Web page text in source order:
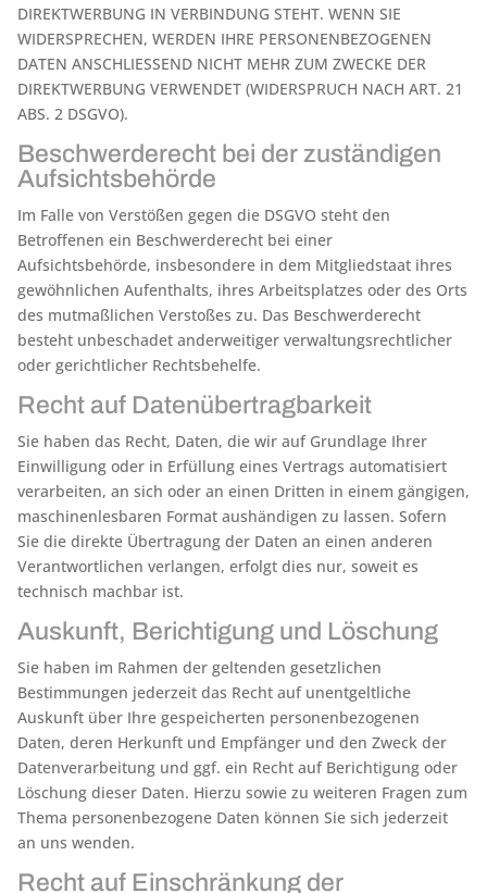
DIREKTWERBUNG IN VERBINDUNG STEHT. WENN SIE
WIDERSPRECHEN, WERDEN IHRE PERSONENBEZOGENEN
DATEN ANSCHLIESSEND NICHT MEHR ZUM ZWECKE DER
DIREKTWERBUNG VERWENDET (WIDERSPRUCH NACH ART. 21
ABS. 2 DSGVO).
Beschwerde­recht bei der zuständigen
Aufsichts­behörde
Im Falle von Verstößen gegen die DSGVO steht den
Betroffenen ein Beschwerderecht bei einer
Aufsichtsbehörde, insbesondere in dem Mitgliedstaat ihres
gewöhnlichen Aufenthalts, ihres Arbeitsplatzes oder des Orts
des mutmaßlichen Verstoßes zu. Das Beschwerderecht
besteht unbeschadet anderweitiger verwaltungsrechtlicher
oder gerichtlicher Rechtsbehelfe.
Recht auf Daten­übertrag­barkeit
Sie haben das Recht, Daten, die wir auf Grundlage Ihrer
Einwilligung oder in Erfüllung eines Vertrags automatisiert
verarbeiten, an sich oder an einen Dritten in einem gängigen,
maschinenlesbaren Format aushändigen zu lassen. Sofern
Sie die direkte Übertragung der Daten an einen anderen
Verantwortlichen verlangen, erfolgt dies nur, soweit es
technisch machbar ist.
Auskunft, Berichtigung und Löschung
Sie haben im Rahmen der geltenden gesetzlichen
Bestimmungen jederzeit das Recht auf unentgeltliche
Auskunft über Ihre gespeicherten personenbezogenen
Daten, deren Herkunft und Empfänger und den Zweck der
Datenverarbeitung und ggf. ein Recht auf Berichtigung oder
Löschung dieser Daten. Hierzu sowie zu weiteren Fragen zum
Thema personenbezogene Daten können Sie sich jederzeit
an uns wenden.
Recht auf Einschränkung der